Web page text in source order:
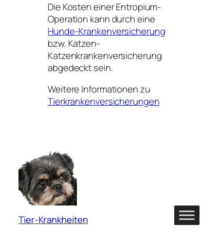
Die Kosten einer Entropium-
Operation kann durch eine
Hunde-Krankenversicherung
bzw. Katzen-
Katzenkrankenversicherung
abgedeckt sein.
Weitere Informationen zu
Tierkrankenversicherungen
Tier-Krankheiten